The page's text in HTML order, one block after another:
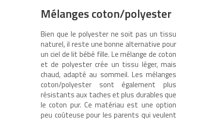
Mélanges coton/polyester
Bien que le polyester ne soit pas un tissu
naturel, il reste une bonne alternative pour
un ciel de lit bébé fille. Le mélange de coton
et de polyester crée un tissu léger, mais
chaud, adapté au sommeil. Les mélanges
coton/polyester sont également plus
résistants aux taches et plus durables que
le coton pur. Ce matériau est une option
peu coûteuse pour les parents qui veulent